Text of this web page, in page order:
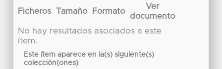
Ficheros Tamaño Formato
Ver
documento
No hay resultados asociados a este
ítem.
Este ítem aparece en la(s) siguiente(s)
colección(ones)